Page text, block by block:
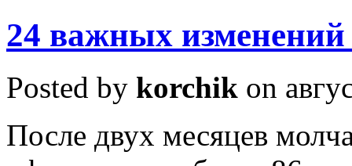
24 важных
Posted by korchik on
После двух месяцев